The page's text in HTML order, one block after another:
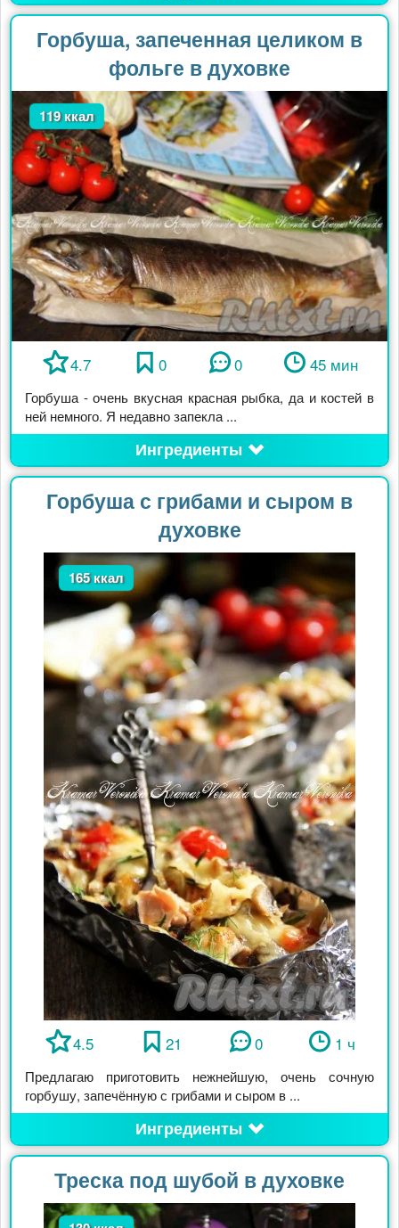
Горбуша, запеченная целиком в
фольге в духовке
119 ккал
4.7 0 0 45 мин
Горбуша - очень вкусная красная рыбка, да и костей в
ней немного. Я недавно запекла ...
Ингредиенты
Горбуша с грибами и сыром в
духовке
165 ккал
4.5 21 0 1 ч
Предлагаю приготовить нежнейшую, очень сочную
горбушу, запечённую с грибами и сыром в ...
Ингредиенты
Треска под шубой в духовке